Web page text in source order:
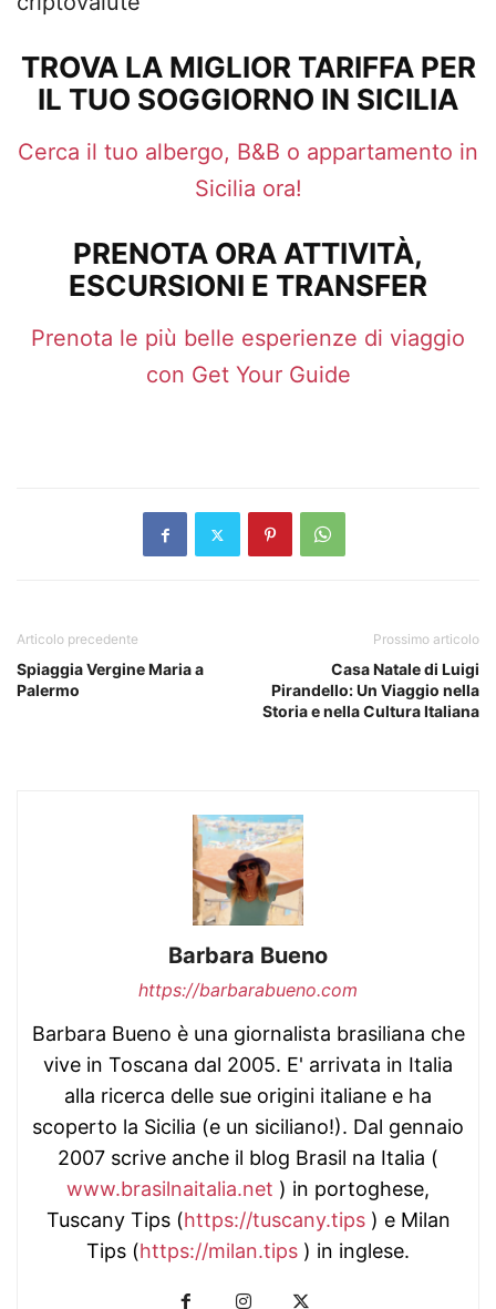
TROVA LA MIGLIOR TARIFFA PER
IL TUO SOGGIORNO IN SICILIA
Cerca il tuo albergo, B&B o appartamento in
Sicilia ora!
PRENOTA ORA ATTIVITÀ,
ESCURSIONI E TRANSFER
Prenota le più belle esperienze di viaggio
con Get Your Guide
Articolo precedente
Spiaggia Vergine Maria a
Palermo
Prossimo articolo
Casa Natale di Luigi
Pirandello: Un Viaggio nella
Storia e nella Cultura Italiana
Barbara Bueno
https://barbarabueno.com
Barbara Bueno è una giornalista brasiliana che
vive in Toscana dal 2005. E' arrivata in Italia
alla ricerca delle sue origini italiane e ha
scoperto la Sicilia (e un siciliano!). Dal gennaio
2007 scrive anche il blog Brasil na Italia (
www.brasilnaitalia.net ) in portoghese,
Tuscany Tips (https://tuscany.tips) e Milan
Tips (https://milan.tips ) in inglese.